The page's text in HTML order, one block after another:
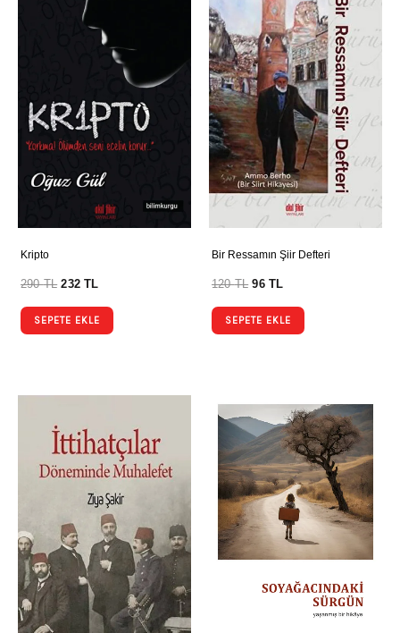
Kripto
290TL 232TL
SEPETE EKLE
Bir Ressamın Şiir Defteri
120TL 96TL
SEPETE EKLE